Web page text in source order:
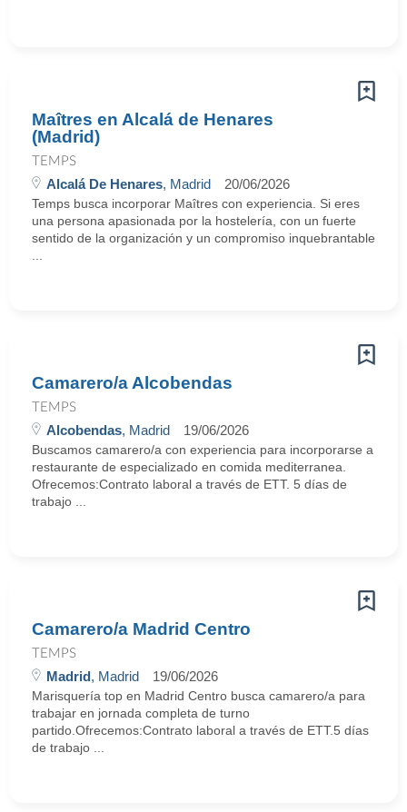
Maîtres en Alcalá de Henares
(Madrid)
TEMPS
Alcalá De Henares, Madrid 20/06/2026
Temps busca incorporar Maîtres con experiencia. Si eres
una persona apasionada por la hostelería, con un fuerte
sentido de la organización y un compromiso inquebrantable
Camarero/a Alcobendas
TEMPS
Alcobendas, Madrid 19/06/2026
Buscamos camarero/a con experiencia para incorporarse a
restaurante de especializado en comida mediterranea.
Ofrecemos:Contrato laboral a través de ETT. 5 días de
trabajo ...
Camarero/a Madrid Centro
TEMPS
Madrid, Madrid 19/06/2026
Marisquería top en Madrid Centro busca camarero/a para
trabajar en jornada completa de turno
partido.Ofrecemos:Contrato laboral a través de ETT.5 días
de trabajo ...